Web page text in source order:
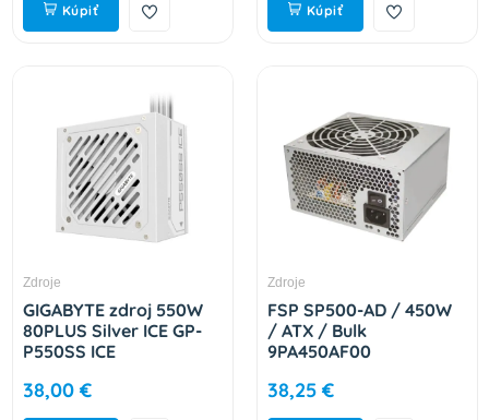
Kúpiť Kúpiť
Zdroje
GIGABYTE zdroj 550W
80PLUS Silver ICE GP-
P550SS ICE
38,00 €
Zdroje
FSP SP500-AD / 450W
/ ATX / Bulk
9PA450AF00
38,25 €